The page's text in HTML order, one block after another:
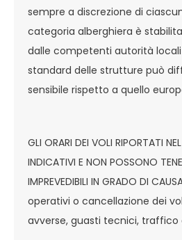
sempre a discrezione di
categoria alberghiera è
dalle competenti autorità locali
standard delle strutture può
sensibile rispetto a quello
GLI ORARI DEI VOLI RIPORTATI
INDICATIVI E NON POSSONO
IMPREVEDIBILI IN GRADO DI
operativi o cancellazione dei
avverse, guasti tecnici,